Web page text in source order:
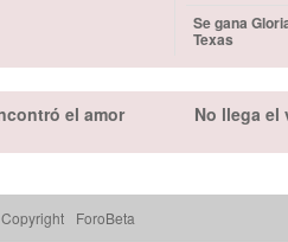
Se gana
Texas
el amor No llega el
Copyright ForoBeta